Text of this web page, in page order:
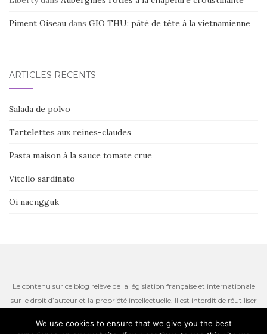
Piment Oiseau dans GIO THU: pâté de tête à la vietnamienne
ARTICLES RÉCENTS
Salada de polvo
Tartelettes aux reines-claudes
Pasta maison à la sauce tomate crue
Vitello sardinato
Oi naengguk
Le contenu sur ce blog relève de la législation française et internationale
sur le droit d’auteur et la propriété intellectuelle. Il est interdit de réutiliser
autres ressources iconographiques qui restent la propriété de l’auteur.
We use cookies to ensure that we give you the best